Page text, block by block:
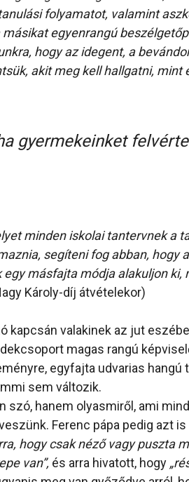
folyamatot, valamint
egyenrangú
hogy az idegent, a
akit meg kell hallgatni, mint
gyermekeinket
minden iskolai tantervnek a
segíteni fog abban, hogy
másfajta módja alakuljon ki,
Károly-díj átvételekor)
kapcsán valakinek az jut
magas rangú
egyfajta udvarias hangú
sem változik.
szó, hanem olyasmiről, ami
Ferenc pápa pedig azt
hogy csak néző vagy puszta
van”, és arra hivatott, hogy